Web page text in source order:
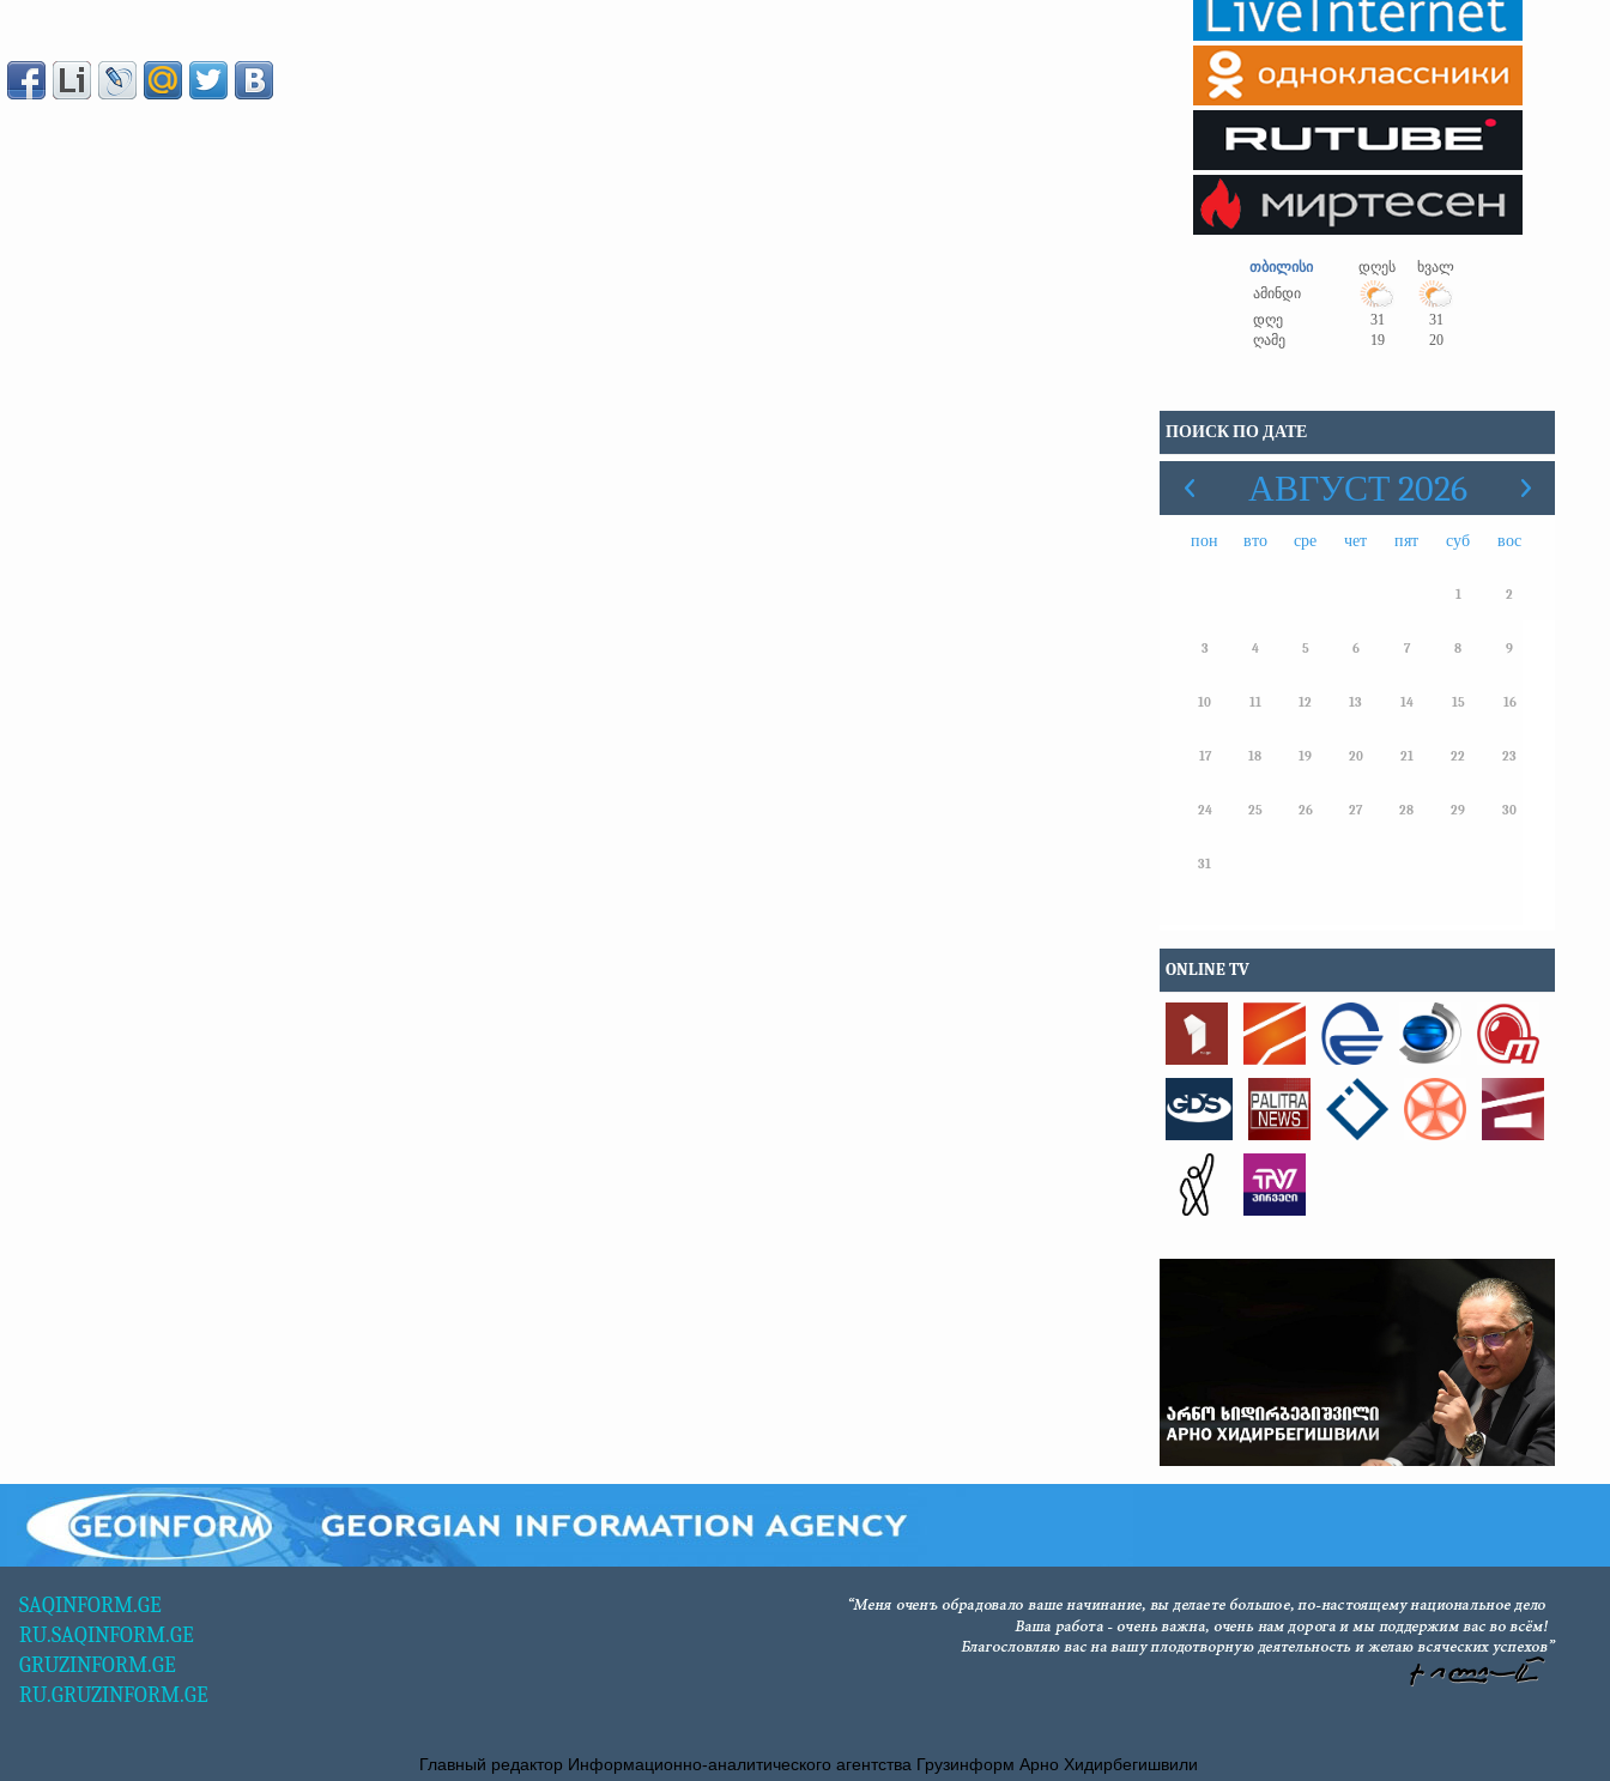
თბილისი დღეს
ხვალ
ამინდი
დღე
31
31
ღამე
19 20
ПОИСК ПО ДАТЕ
АВГУСТ 2026
пон вто сре чет пят суб вос
1 2
3 4 5 6 7 8 9
10 11 12 13 14 15 16
17 18 19 20 21 22 23
24 25 26 27 28 29 30
31
ONLINE TV
SAQINFORM.GE
RU.SAQINFORM.GE
GRUZINFORM.GE
RU.GRUZINFORM.GE
Главный редактор Информационно-аналитического агентства Грузинформ Арно Хидирбегишвили